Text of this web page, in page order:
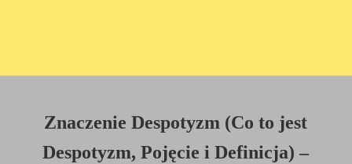
Znaczenie Despotyzm (Co to jest
Despotyzm, Pojęcie i Definicja) –